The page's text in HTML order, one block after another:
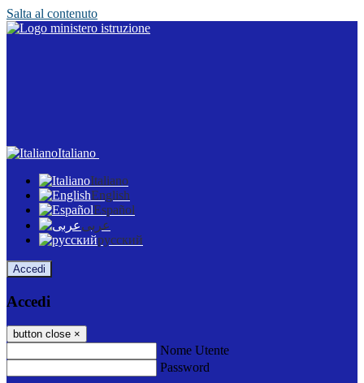
Salta al contenuto
Italiano
Italiano
English
Español
عربى
русский
Accedi
Accedi
button close ×
Nome Utente
Password